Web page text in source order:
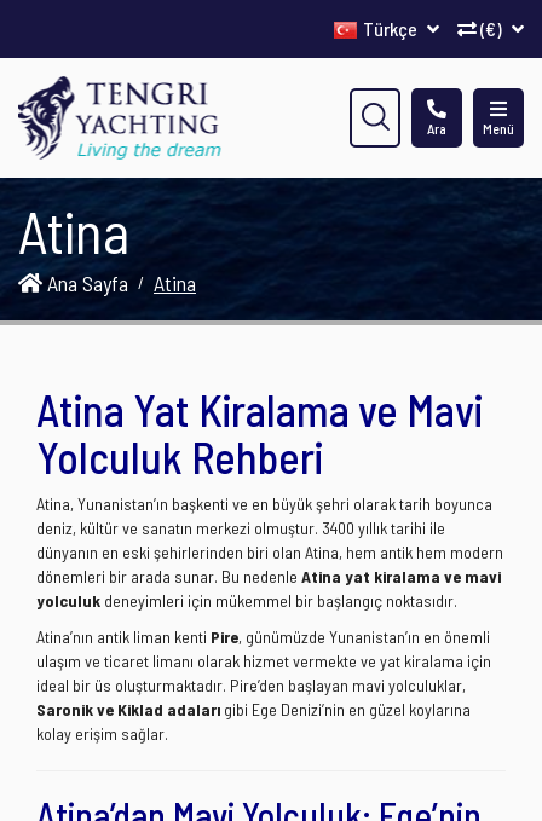
(€)
Türkçe
Menü
Ara
Atina
Ana Sayfa Atina
Atina Yat Kiralama ve Mavi
Yolculuk Rehberi
Atina, Yunanistan’ın başkenti ve en büyük şehri olarak tarih boyunca
deniz, kültür ve sanatın merkezi olmuştur. 3400 yıllık tarihi ile
dünyanın en eski şehirlerinden biri olan Atina, hem antik hem modern
dönemleri bir arada sunar. Bu nedenle Atina yat kiralama ve mavi
yolculuk deneyimleri için mükemmel bir başlangıç noktasıdır.
Atina’nın antik liman kenti Pire, günümüzde Yunanistan’ın en önemli
ulaşım ve ticaret limanı olarak hizmet vermekte ve yat kiralama için
ideal bir üs oluşturmaktadır. Pire’den başlayan mavi yolculuklar,
Saronik ve Kiklad adaları gibi Ege Denizi’nin en güzel koylarına
kolay erişim sağlar.